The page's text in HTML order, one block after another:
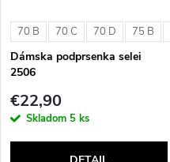
70 B 70 C 70 D 75 B
Dámska podprsenka selei
2506
€22,90
Skladom 5 ks